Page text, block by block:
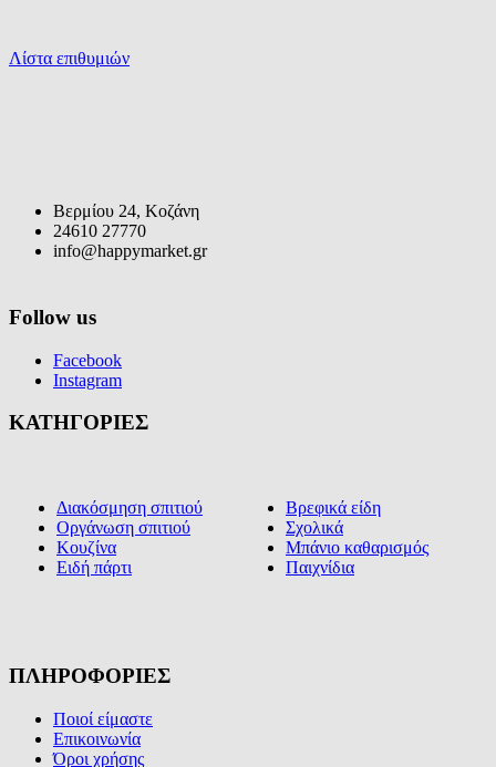
Λίστα επιθυμιών
Βερμίου 24, Κοζάνη
24610 27770
info@happymarket.gr
Follow us
Facebook
Instagram
ΚΑΤΗΓΟΡΙΕΣ
Διακόσμηση σπιτιού
Οργάνωση σπιτιού
Κουζίνα
Ειδή πάρτι
Βρεφικά είδη
Σχολικά
Μπάνιο καθαρισμός
Παιχνίδια
ΠΛΗΡΟΦΟΡΙΕΣ
Ποιοί είμαστε
Επικοινωνία
Όροι χρήσης